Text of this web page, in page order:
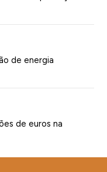
de energia
de euros na